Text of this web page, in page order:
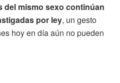
del mismo sexo continúan
por ley, un gesto
hoy en día aún no pueden